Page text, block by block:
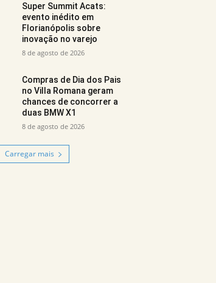
Super Summit Acats:
evento inédito em
Florianópolis sobre
inovação no varejo
8 de agosto de 2026
Compras de Dia dos Pais
no Villa Romana geram
chances de concorrer a
duas BMW X1
8 de agosto de 2026
Carregar mais